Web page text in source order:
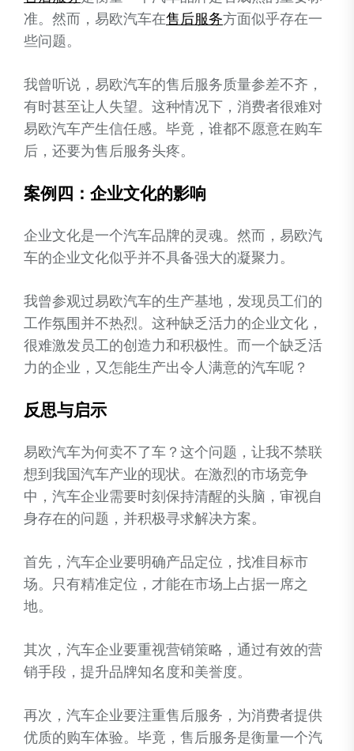
准。然而，易欧汽车在售后服务方面似乎存在一
些问题。
我曾听说，易欧汽车的售后服务质量参差不齐，
有时甚至让人失望。这种情况下，消费者很难对
易欧汽车产生信任感。毕竟，谁都不愿意在购车
后，还要为售后服务头疼。
案例四：企业文化的影响
企业文化是一个汽车品牌的灵魂。然而，易欧汽
车的企业文化似乎并不具备强大的凝聚力。
我曾参观过易欧汽车的生产基地，发现员工们的
工作氛围并不热烈。这种缺乏活力的企业文化，
很难激发员工的创造力和积极性。而一个缺乏活
力的企业，又怎能生产出令人满意的汽车呢？
反思与启示
易欧汽车为何卖不了车？这个问题，让我不禁联
想到我国汽车产业的现状。在激烈的市场竞争
中，汽车企业需要时刻保持清醒的头脑，审视自
身存在的问题，并积极寻求解决方案。
首先，汽车企业要明确产品定位，找准目标市
场。只有精准定位，才能在市场上占据一席之
地。
其次，汽车企业要重视营销策略，通过有效的营
销手段，提升品牌知名度和美誉度。
再次，汽车企业要注重售后服务，为消费者提供
优质的购车体验。毕竟，售后服务是衡量一个汽